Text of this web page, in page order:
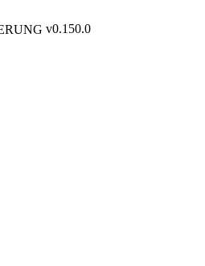
v0.150.0